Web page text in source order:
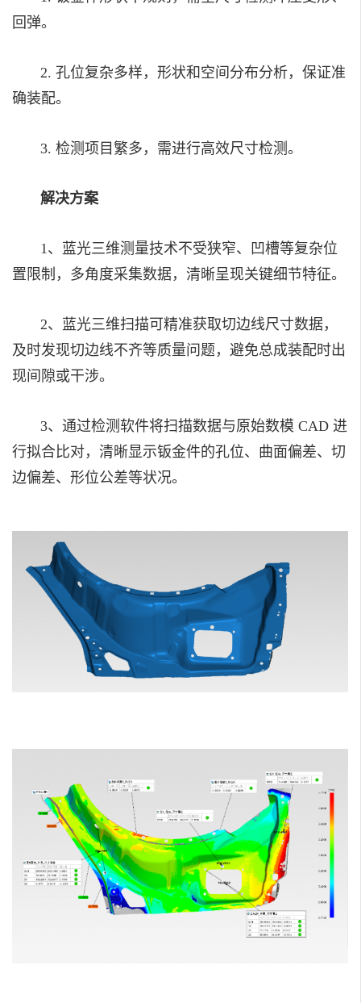
回弹。
2. 孔位复杂多样，形状和空间分布分析，保证准
确装配。
3. 检测项目繁多，需进行高效尺寸检测。
解决方案
1、蓝光三维测量技术不受狭窄、凹槽等复杂位
置限制，多角度采集数据，清晰呈现关键细节特征。
2、蓝光三维扫描可精准获取切边线尺寸数据，
及时发现切边线不齐等质量问题，避免总成装配时出
现间隙或干涉。
3、通过检测软件将扫描数据与原始数模 CAD 进
行拟合比对，清晰显示钣金件的孔位、曲面偏差、切
边偏差、形位公差等状况。